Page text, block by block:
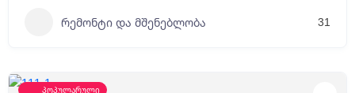
რემონტი და მშენებლობა 31
პოპულარული